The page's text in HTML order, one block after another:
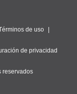
de uso
de privacidad
reservados